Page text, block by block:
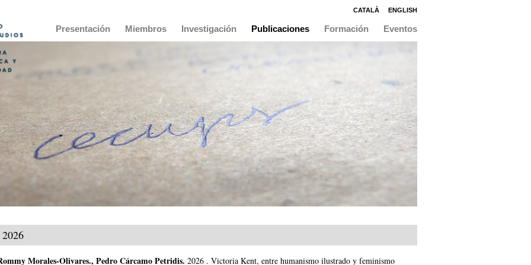
CATALÀ ENGLISH
MainPresentación Miembros Investigación Publicaciones Formación Eventos
2026
Morales-Olivares.,Pedro Cárcamo Petridis.2026 .Victoria Kent, entre humanismo ilustrado y feminismo